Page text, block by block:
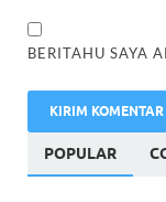
BERITAHU SAYA
POPULAR